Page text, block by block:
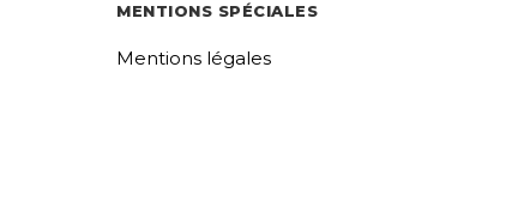
MENTIONS SPÉCIALES
Mentions légales